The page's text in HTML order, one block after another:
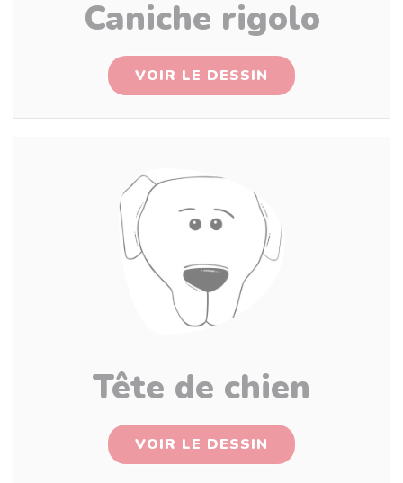
Caniche rigolo
VOIR LE DESSIN
Tête de chien
VOIR LE DESSIN